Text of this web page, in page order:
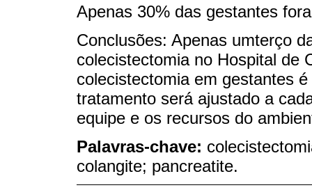
Apenas 30% das gestantes
Conclusões: Apenas umterço
colecistectomia no Hospital de
colecistectomia em gestantes
tratamento será ajustado a
equipe e os recursos do
Palavras-chave:
colangite; pancreatite.